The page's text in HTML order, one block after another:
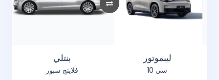
بنتلي
فلاينج سبور
ليبموتور
سي 10